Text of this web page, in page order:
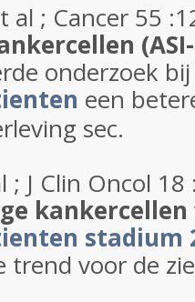
al ; Cancer 55
onderzoek
een
sec.
; J Clin Oncol
kankercellen
stadium
trend voor de